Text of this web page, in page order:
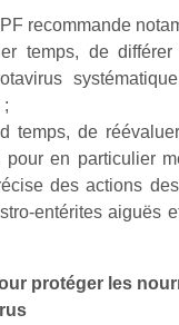
recommande
temps, de
;
temps, de
pour en particulier
des actions
entérites aiguës
protéger les